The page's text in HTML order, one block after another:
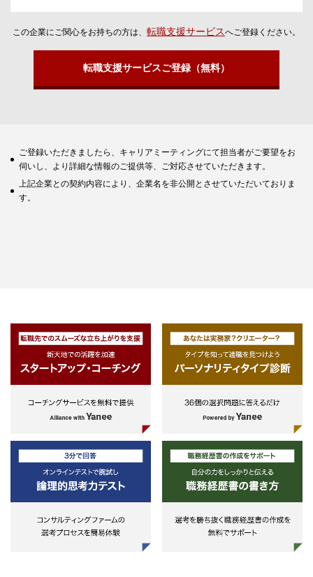
この企業にご関心をお持ちの方は、 転職支援サービスへご登録ください。
転職支援サービスご登録（無料）
ご登録いただきましたら、キャリアミーティングにて担当者がご要望をお
伺いし、より詳細な情報のご提供等、ご対応させていただきます。
上記企業との契約内容により、企業名を非公開とさせていただいておりま
す。